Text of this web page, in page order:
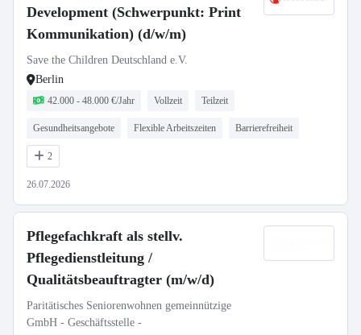
Development (Schwerpunkt: Print
Kommunikation) (d/w/m)
Save the Children Deutschland e.V.
Berlin
42.000 - 48.000 €/Jahr Vollzeit Teilzeit
Gesundheitsangebote Flexible Arbeitszeiten Barrierefreiheit
2
26.07.2026
Pflegefachkraft als stellv.
Pflegedienstleitung /
Qualitätsbeauftragter (m/w/d)
Paritätisches Seniorenwohnen gemeinnützige
GmbH - Geschäftsstelle -